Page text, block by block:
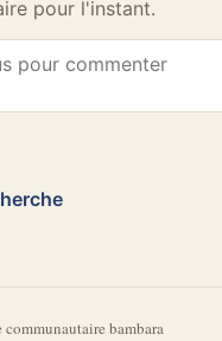
pour l'instant.
bambara